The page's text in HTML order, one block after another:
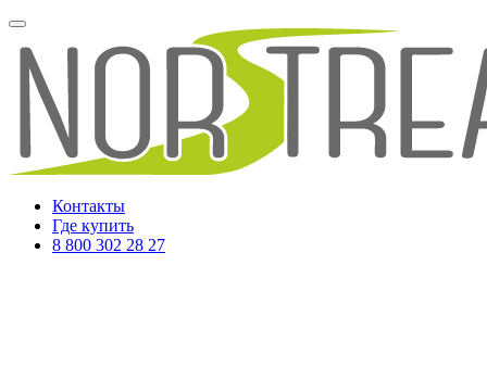
Контакты
Где купить
8 800 302 28 27